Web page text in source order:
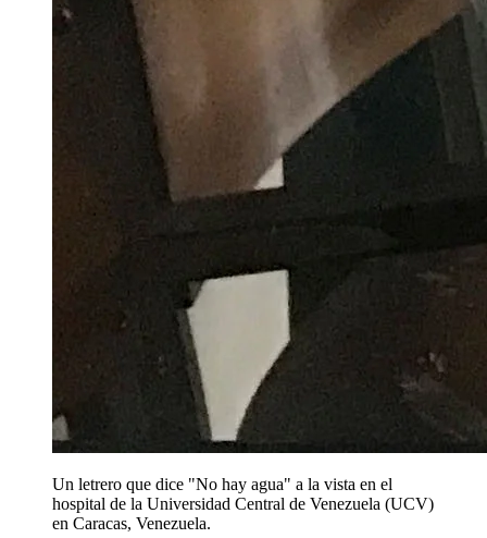
Un letrero que dice "No hay agua" a la vista en el
hospital de la Universidad Central de Venezuela (UCV)
en Caracas, Venezuela.